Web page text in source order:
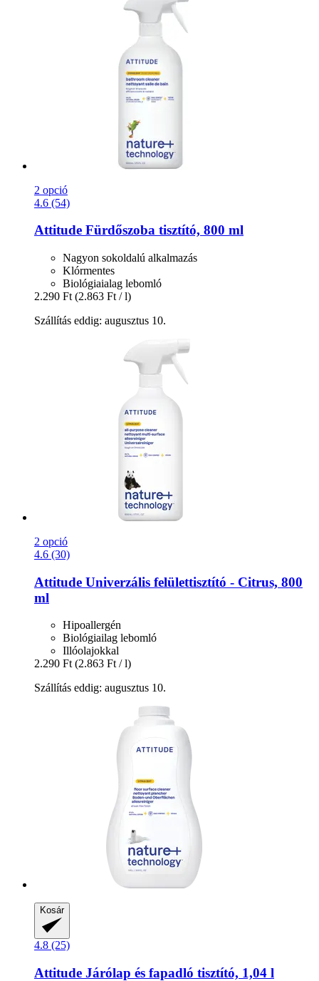
2 opció
4.6 (54)
Attitude Fürdőszoba tisztító, 800 ml
Nagyon sokoldalú alkalmazás
Klórmentes
Biológiaialag lebomló
2.290 Ft (2.863 Ft / l)
Szállítás eddig: augusztus 10.
2 opció
4.6 (30)
Attitude Univerzális felülettisztító -​ Citrus, 800
ml
Hipoallergén
Biológiailag lebomló
Illóolajokkal
2.290 Ft (2.863 Ft / l)
Szállítás eddig: augusztus 10.
Kosár
4.8 (25)
Attitude Járólap és fapadló tisztító, 1,04 l